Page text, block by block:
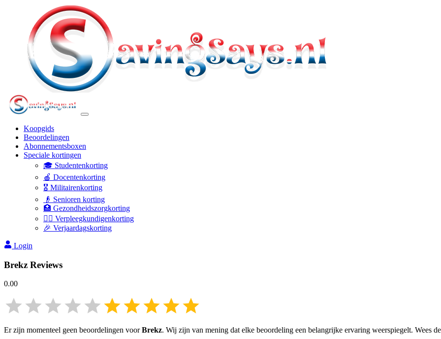
Koopgids
Beoordelingen
Abonnementsboxen
Speciale kortingen
🎓 Studentenkorting
🍎 Docentenkorting
🎖️ Militairenkorting
👴 Senioren korting
🏥 Gezondheidszorgkorting
👩‍⚕️ Verpleegkundigenkorting
🎉 Verjaardagskorting
Login
Brekz Reviews
0.00
Er zijn momenteel geen beoordelingen voorBrekz. Wij zijn van mening dat elke beoordeling een belangrijke ervaring weerspiegelt. Wees